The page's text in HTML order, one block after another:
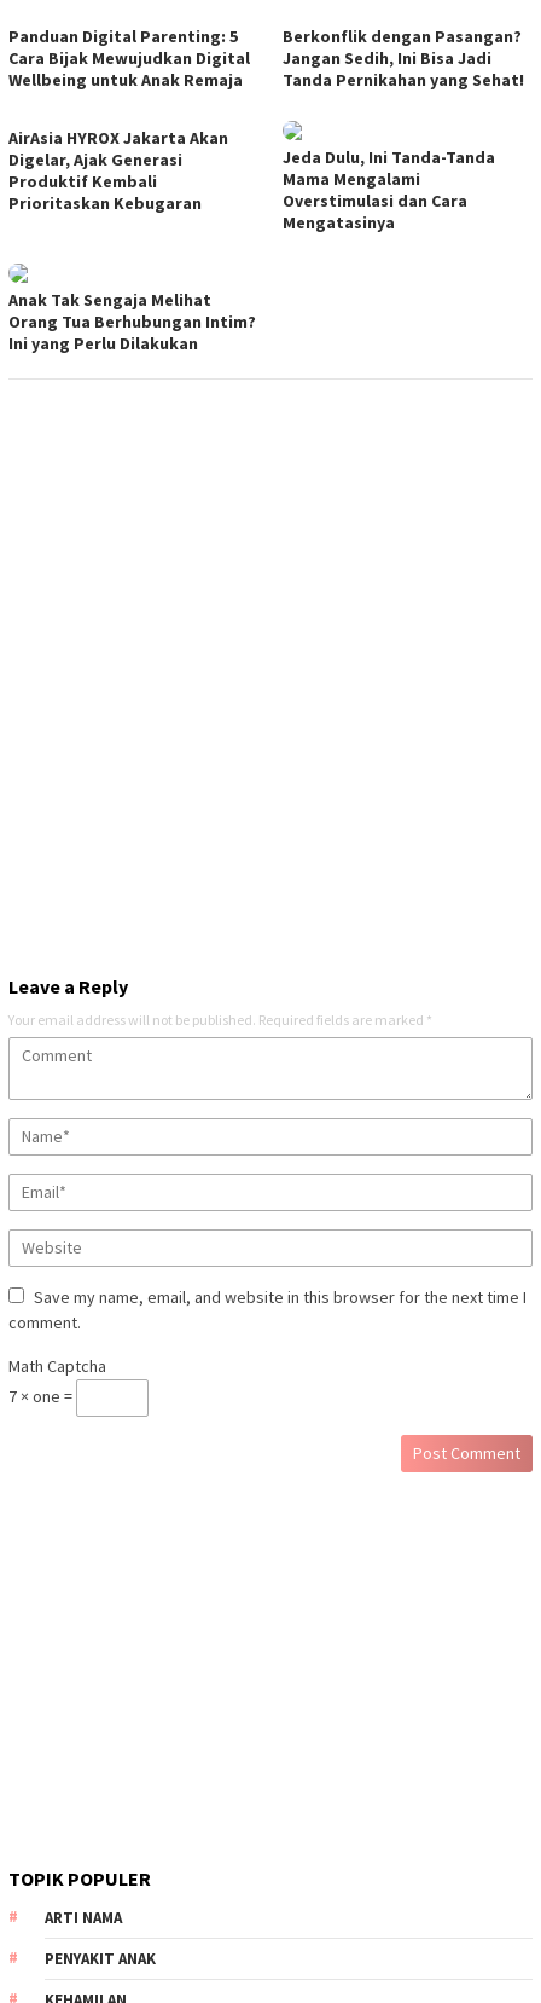
Panduan Digital Parenting: 5
Cara Bijak Mewujudkan Digital
Wellbeing untuk Anak Remaja
Berkonflik dengan Pasangan?
Jangan Sedih, Ini Bisa Jadi
Tanda Pernikahan yang Sehat!
AirAsia HYROX Jakarta Akan
Digelar, Ajak Generasi
Produktif Kembali
Prioritaskan Kebugaran
Jeda Dulu, Ini Tanda-Tanda
Mama Mengalami
Overstimulasi dan Cara
Mengatasinya
Anak Tak Sengaja Melihat
Orang Tua Berhubungan Intim?
Ini yang Perlu Dilakukan
Leave a Reply
Your email address will not be published. Required fields are marked *
Save my name, email, and website in this browser for the next time I
comment.
Math Captcha
7 × one =
TOPIK POPULER
ARTI NAMA
PENYAKIT ANAK